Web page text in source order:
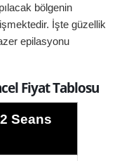
bölgenin
İşte güzellik
epilasyonu
Fiyat Tablosu
Seans